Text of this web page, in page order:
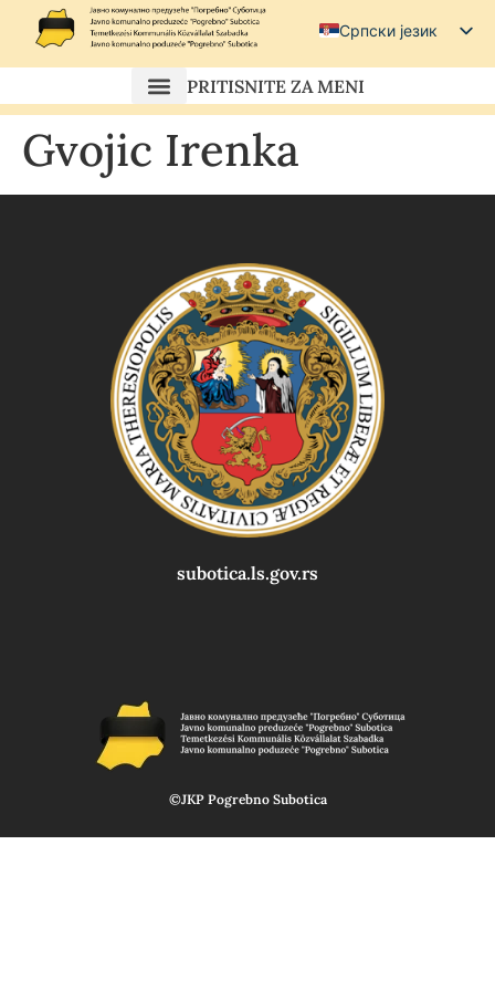
Српски језик
Српски (ћирилица)
Magyar
PRITISNITE ZA MENI
Gvojic Irenka
subotica.ls.gov.rs
©JKP Pogrebno Subotica